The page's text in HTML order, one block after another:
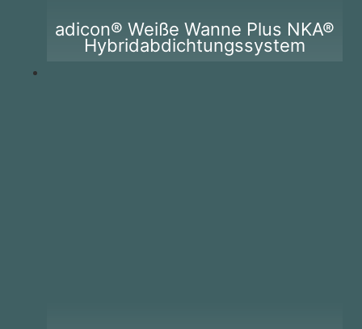
adicon® Weiße Wanne Plus NKA®
Hybridabdichtungssystem